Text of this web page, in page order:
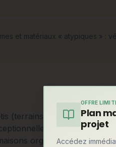
et matériaux « atypiques » :
(terrains en pente ou
les structures
organiques. Chaque
OFFRE
Plan
projet
Accédez